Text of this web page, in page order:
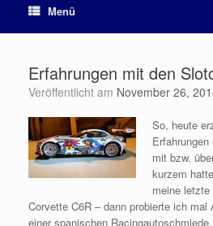
Menü
Erfahrungen mit den
Veröffentlicht am November 26,
So, heute
mit bzw.
kurzem
meine
Corvette C6R – dann probierte ich mal
einer spanischen